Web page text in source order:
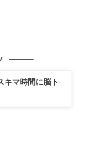
キマ時間に脳ト